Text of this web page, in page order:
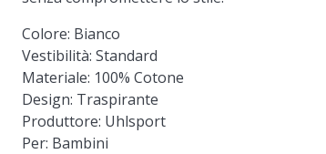
Colore: Bianco
Vestibilità: Standard
Materiale: 100% Cotone
Design: Traspirante
Produttore: Uhlsport
Per: Bambini